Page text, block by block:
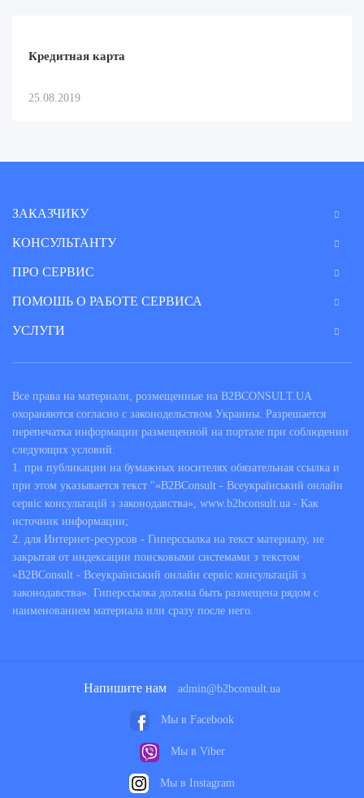
Кредитная карта
25.08.2019
ЗАКАЗЧИКУ
КОНСУЛЬТАНТУ
ПРО СЕРВИС
ПОМОШЬ О РАБОТЕ СЕРВИСА
УСЛУГИ
Все права на материали, розмещенные на B2BCONSULT.UA
охораняются согласно с законодельством Украины. Разрешается
перепечатка информации размещенной на портале при соблюдении
следующих условий:
1. при публикации на бумажных носителях обязательная ссылка и
при этом указывается текст "«B2BConsult - Всеукраїнський онлайн
сервіс консультацій з законодавства», www.b2bconsult.ua - Как
источник информации;
2. для Интернет-ресурсов - Гиперссылка на текст материалу, не
закрытая от индексации поисковыми системами з текстом
«B2BConsult - Всеукраїнський онлайн сервіс консультацій з
законодавства». Гиперссылка должна быть размещена рядом с
наименованием материала или сразу после него.
Напишите нам admin@b2bconsult.ua
Мы в Facebook
Мы в Viber
Мы в Instagram